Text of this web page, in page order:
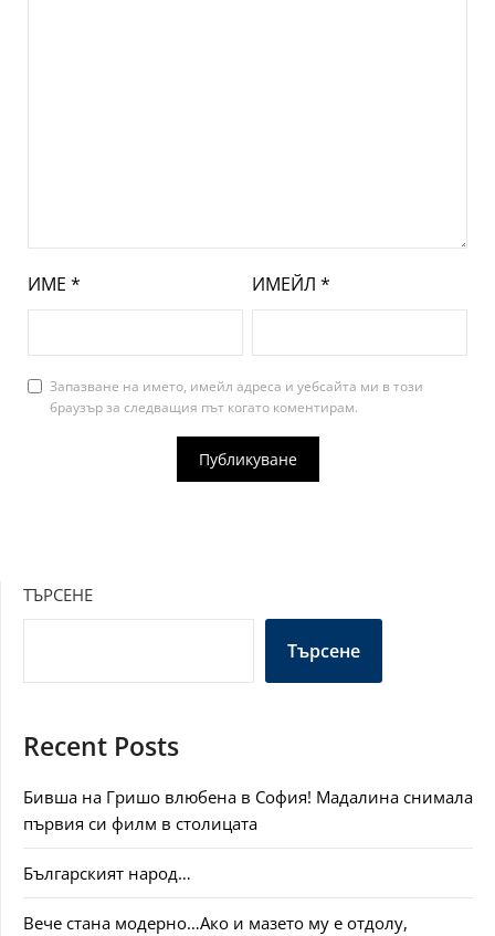
ИМЕ * ИМЕЙЛ *
Запазване на името, имейл адреса и уебсайта ми в този
браузър за следващия път когато коментирам.
ТЪРСЕНЕ
Търсене
Recent Posts
Бивша на Гришо влюбена в София! Мадалина снимала
първия си филм в столицата
Българският народ…
Вече стана модерно…Ако и мазето му е отдолу,